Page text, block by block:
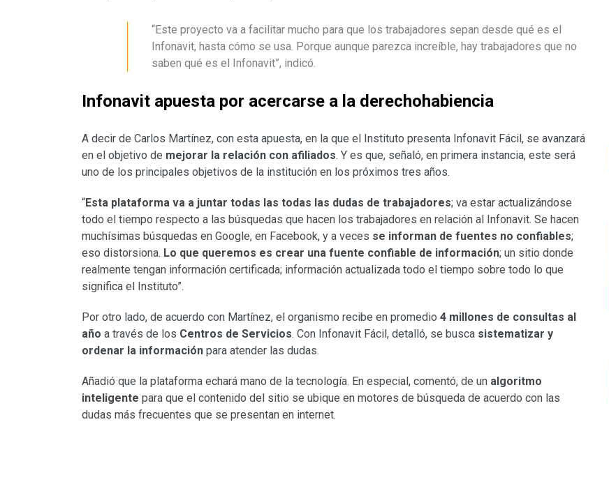
“Este proyecto va a facilitar mucho para que los trabajadores sepan desde qué es el
Infonavit, hasta cómo se usa. Porque aunque parezca increíble, hay trabajadores que no
saben qué es el Infonavit”, indicó.
Infonavit apuesta por acercarse a la derechohabiencia
A decir de Carlos Martínez, con esta apuesta, en la que el Instituto presenta Infonavit Fácil, se avanzará
en el objetivo de mejorar la relación con afiliados. Y es que, señaló, en primera instancia, este será
uno de los principales objetivos de la institución en los próximos tres años.
“Esta plataforma va a juntar todas las todas las dudas de trabajadores; va estar actualizándose
todo el tiempo respecto a las búsquedas que hacen los trabajadores en relación al Infonavit. Se hacen
muchísimas búsquedas en Google, en Facebook, y a veces se informan de fuentes no confiables;
eso distorsiona. Lo que queremos es crear una fuente confiable de información; un sitio donde
realmente tengan información certificada; información actualizada todo el tiempo sobre todo lo que
significa el Instituto”.
Por otro lado, de acuerdo con Martínez, el organismo recibe en promedio 4 millones de consultas al
año a través de los Centros de Servicios. Con Infonavit Fácil, detalló, se busca sistematizar y
ordenar la información para atender las dudas.
Añadió que la plataforma echará mano de la tecnología. En especial, comentó, de un algoritmo
inteligente para que el contenido del sitio se ubique en motores de búsqueda de acuerdo con las
dudas más frecuentes que se presentan en internet.